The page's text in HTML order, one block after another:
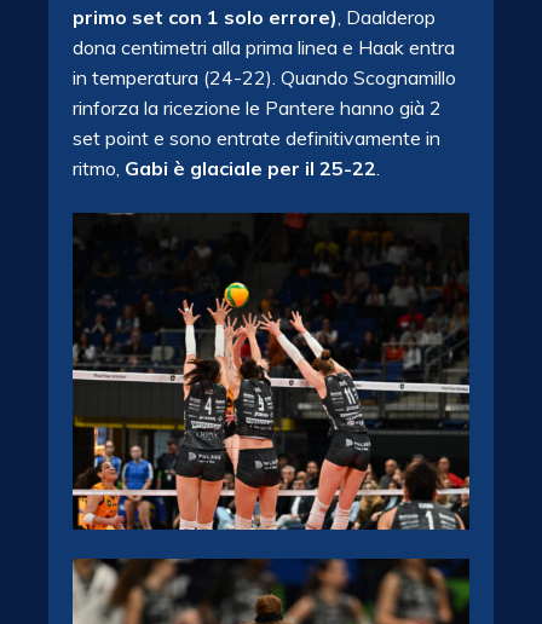
primo set con 1 solo errore) , Daalderop
dona centimetri alla prima linea e Haak entra
in temperatura (24-22). Quando Scognamillo
rinforza la ricezione le Pantere hanno già 2
set point e sono entrate definitivamente in
ritmo, Gabi è glaciale per il 25-22